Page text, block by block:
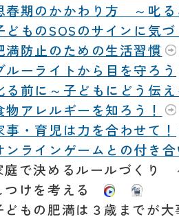
春期のかかわり方 ～叱る
どものSOSのサインに気
満防止のための生活習慣
ルーライトから目を守ろう
る前に～子どもにどう伝え
物アレルギーを知ろう！
事・育児は力を合わせて！
ンラインゲームとの付き合
庭で決めるルールづく
つけを考える
どもの肥満は３歳まで